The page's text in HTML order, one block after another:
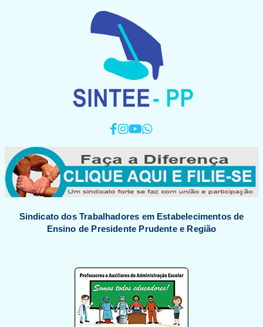
Sindicato dos Trabalhadores em Estabelecimentos de
Ensino de Presidente Prudente e Região